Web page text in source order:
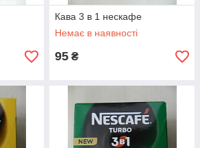
Кава 3 в 1 нескафе
Немає в наявності
95 ₴